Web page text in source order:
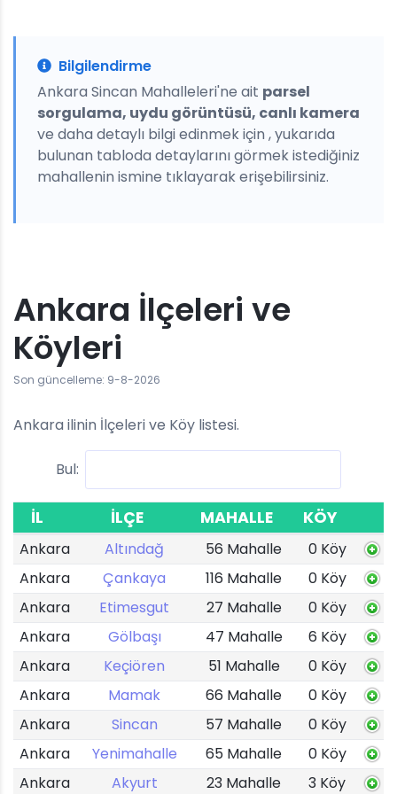
Bilgilendirme
Ankara Sincan Mahalleleri'ne ait parsel
sorgulama, uydu görüntüsü, canlı kamera
ve daha detaylı bilgi edinmek için , yukarıda
bulunan tabloda detaylarını görmek istediğiniz
mahallenin ismine tıklayarak erişebilirsiniz.
Ankara İlçeleri ve
Köyleri
Son güncelleme: 9-8-2026
Ankara ilinin İlçeleri ve Köy listesi.
Bul:
İL İLÇE MAHALLE KÖY
Ankara Altındağ 56 Mahalle
0 Köy
Ankara
Çankaya 116 Mahalle
0 Köy
Ankara
Etimesgut 27 Mahalle
0 Köy
Ankara
Gölbaşı 47 Mahalle
6 Köy
Ankara
Keçiören 51 Mahalle
0 Köy
Ankara
Mamak 66 Mahalle
0 Köy
Ankara
Sincan 57 Mahalle
0 Köy
Ankara
Yenimahalle 65 Mahalle
0 Köy
Ankara
Akyurt 23 Mahalle 3 Köy